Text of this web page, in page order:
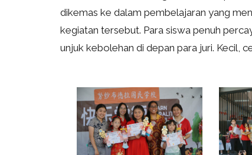
dikemas ke dalam pembelajaran yang
kegiatan tersebut. Para siswa penuh
unjuk kebolehan di depan para juri. Kecil,